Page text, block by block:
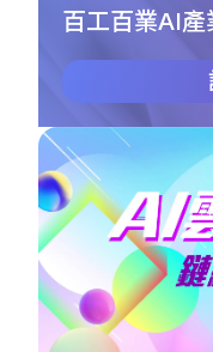
百工百業AI